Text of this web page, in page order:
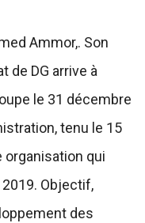
Ammor,. Son
de DG arrive à
le 31 décembre
tenu le 15
organisation qui
Objectif,
des